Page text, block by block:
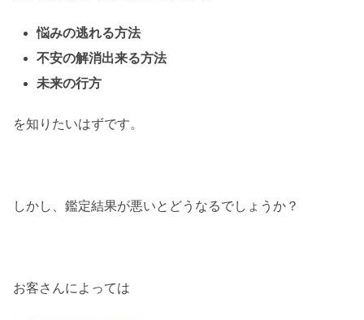
悩みの逃れる方法
不安の解消出来る方法
未来の行方
を知りたいはずです。
しかし、鑑定結果が悪いとどうなるでしょうか？
お客さんによっては